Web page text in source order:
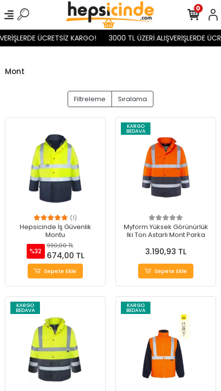
ÜCRETSİZ KARGO! 3000 TL ÜZERİ ALIŞVERİŞLERDE
0
Mont
Filtreleme Sıralama
(1)
Hepsicinde İş Güvenlik
Montu
%32
990,00 TL
674,00 TL
Sepete Ekle
KARGO
BEDAVA
Myform Yüksek Görünürlük
Iki Ton Astarlı Mont Parka
3.190,93 TL
Sepete Ekle
KARGO
BEDAVA
KARGO
BEDAVA